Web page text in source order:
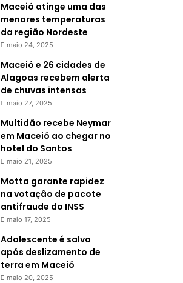
Maceió atinge uma das
menores temperaturas
da região Nordeste
maio 24, 2025
Maceió e 26 cidades de
Alagoas recebem alerta
de chuvas intensas
maio 27, 2025
Multidão recebe Neymar
em Maceió ao chegar no
hotel do Santos
maio 21, 2025
Motta garante rapidez
na votação de pacote
antifraude do INSS
maio 17, 2025
Adolescente é salvo
após deslizamento de
terra em Maceió
maio 20, 2025